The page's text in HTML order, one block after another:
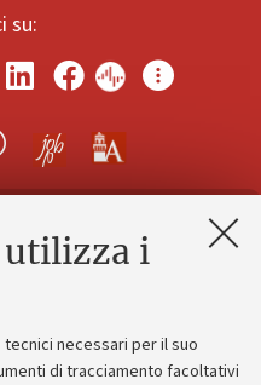
utilizza i
necessari per il suo
di tracciamento facoltativi
su:
PEC